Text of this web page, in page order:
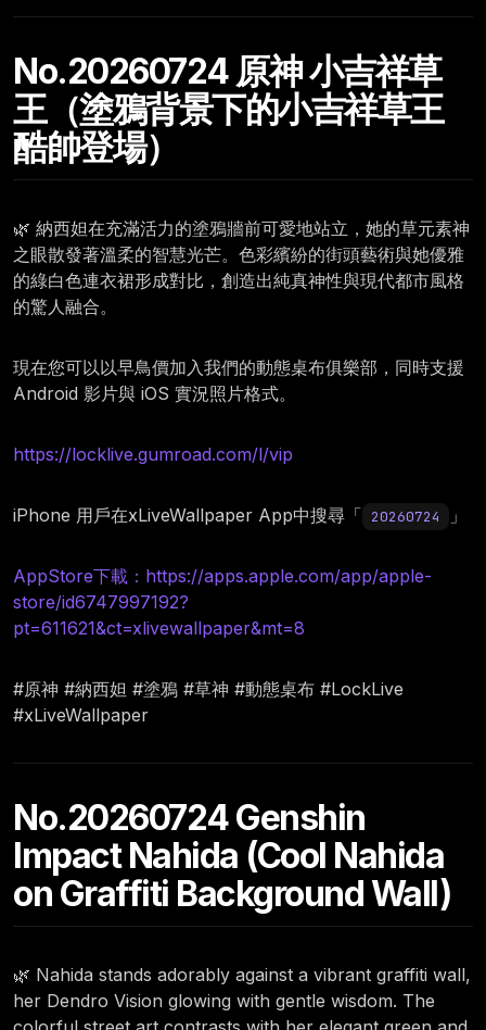
No.20260724 原神 小吉祥草
王（塗鴉背景下的小吉祥草王
酷帥登場）
🌿 納西妲在充滿活力的塗鴉牆前可愛地站立，她的草元素神
之眼散發著溫柔的智慧光芒。色彩繽紛的街頭藝術與她優雅
的綠白色連衣裙形成對比，創造出純真神性與現代都市風格
的驚人融合。
現在您可以以早鳥價加入我們的動態桌布俱樂部，同時支援
Android 影片與 iOS 實況照片格式。
https://locklive.gumroad.com/l/vip
iPhone 用戶在xLiveWallpaper App中搜尋「 20260724 」
AppStore下載：https://apps.apple.com/app/apple-
store/id6747997192?
pt=611621&ct=xlivewallpaper&mt=8
#原神 #納西妲 #塗鴉 #草神 #動態桌布 #LockLive
#xLiveWallpaper
No.20260724 Genshin
Impact Nahida (Cool Nahida
on Graffiti Background Wall)
🌿 Nahida stands adorably against a vibrant graffiti wall,
her Dendro Vision glowing with gentle wisdom. The